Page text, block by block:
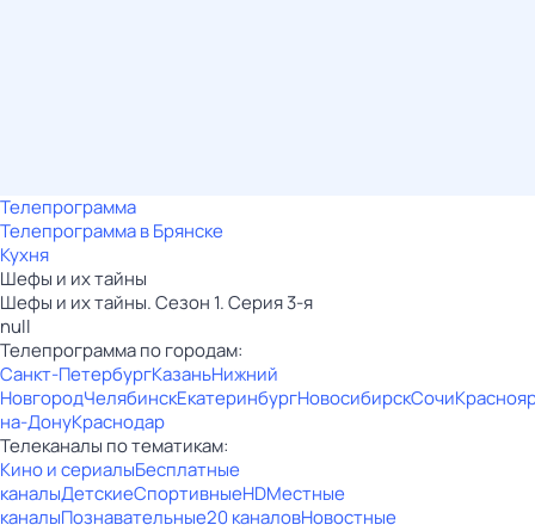
Телепрограмма
Телепрограмма в Брянске
Кухня
Шефы и их тайны
Шефы и их тайны. Сезон 1. Серия 3-я
null
Телепрограмма по городам:
Санкт-ПетербургКазаньНижний
НовгородЧелябинскЕкатеринбургНовосибирскСочи
на-ДонуКраснодар
Телеканалы по тематикам:
Кино и сериалыБесплатные
каналыДетскиеСпортивныеHDМестные
каналыПознавательные20 каналовНовостные